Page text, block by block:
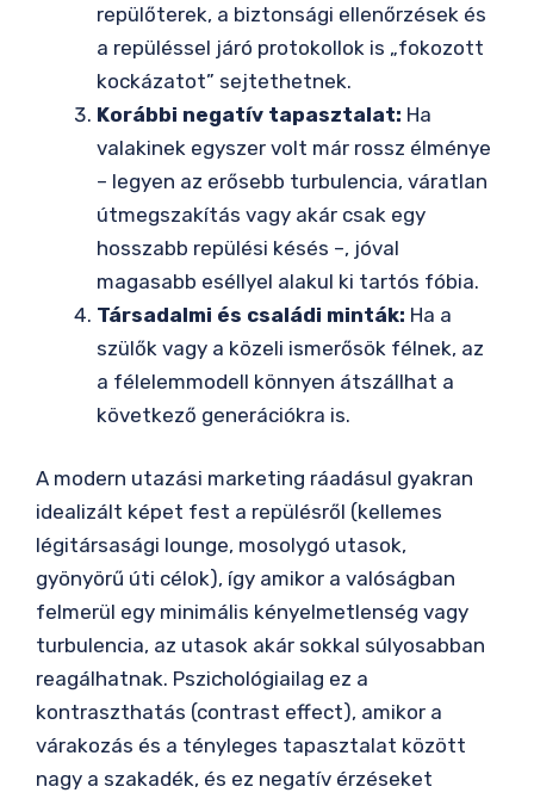
repülőterek, a biztonsági ellenőrzések és
a repüléssel járó protokollok is „fokozott
kockázatot” sejtethetnek.
Korábbi negatív tapasztalat: Ha
valakinek egyszer volt már rossz élménye
– legyen az erősebb turbulencia, váratlan
útmegszakítás vagy akár csak egy
hosszabb repülési késés –, jóval
magasabb eséllyel alakul ki tartós fóbia.
Társadalmi és családi minták: Ha a
szülők vagy a közeli ismerősök félnek, az
a félelemmodell könnyen átszállhat a
következő generációkra is.
A modern utazási marketing ráadásul gyakran
idealizált képet fest a repülésről (kellemes
légitársasági lounge, mosolygó utasok,
gyönyörű úti célok), így amikor a valóságban
felmerül egy minimális kényelmetlenség vagy
turbulencia, az utasok akár sokkal súlyosabban
reagálhatnak. Pszichológiailag ez a
kontraszthatás (contrast effect), amikor a
várakozás és a tényleges tapasztalat között
nagy a szakadék, és ez negatív érzéseket